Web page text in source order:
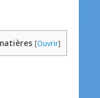
[Ouvrir]